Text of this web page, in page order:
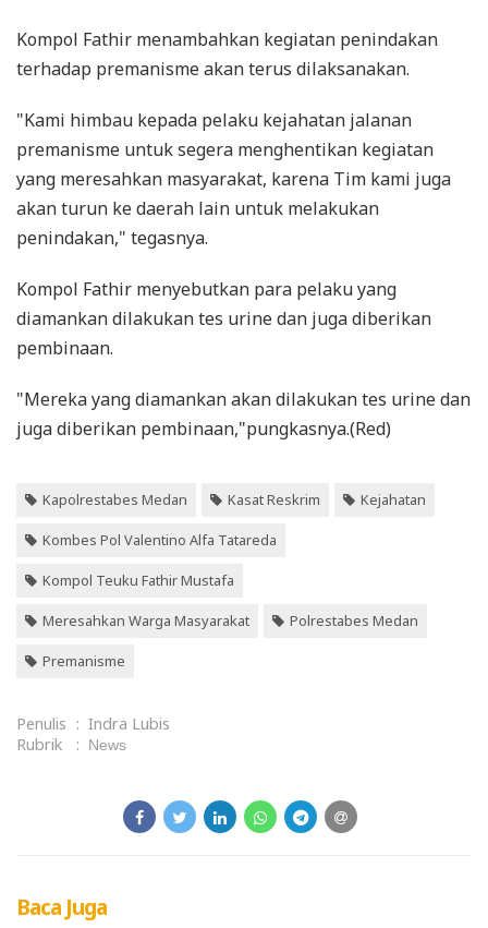
Kompol Fathir menambahkan kegiatan penindakan
terhadap premanisme akan terus dilaksanakan.
"Kami himbau kepada pelaku kejahatan jalanan
premanisme untuk segera menghentikan kegiatan
yang meresahkan masyarakat, karena Tim kami juga
akan turun ke daerah lain untuk melakukan
penindakan," tegasnya.
Kompol Fathir menyebutkan para pelaku yang
diamankan dilakukan tes urine dan juga diberikan
pembinaan.
"Mereka yang diamankan akan dilakukan tes urine dan
juga diberikan pembinaan,"pungkasnya.(Red)
Kapolrestabes Medan Kasat Reskrim Kejahatan
Kombes Pol Valentino Alfa Tatareda
Kompol Teuku Fathir Mustafa
Meresahkan Warga Masyarakat Polrestabes Medan
Premanisme
Penulis : Indra Lubis
Rubrik
: News
Baca Juga